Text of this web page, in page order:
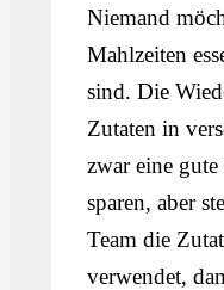
Niemand
Mahlzeiten
sind. Die
Zutaten in
zwar eine
sparen, aber
Team die
verwendet,